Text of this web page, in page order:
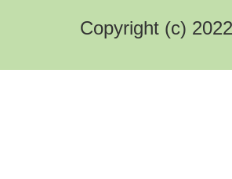
Copyright (c)